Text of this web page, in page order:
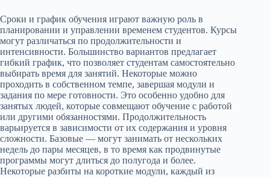
Сроки и график обучения играют важную роль в
планировании и управлении временем студентов. Курсы
могут различаться по продолжительности и
интенсивности. Большинство вариантов предлагает
гибкий график, что позволяет студентам самостоятельно
выбирать время для занятий. Некоторые можно
проходить в собственном темпе, завершая модули и
задания по мере готовности. Это особенно удобно для
занятых людей, которые совмещают обучение с работой
или другими обязанностями. Продолжительность
варьируется в зависимости от их содержания и уровня
сложности. Базовые — могут занимать от нескольких
недель до пары месяцев, в то время как продвинутые
программы могут длиться до полугода и более.
Некоторые разбиты на короткие модули, каждый из